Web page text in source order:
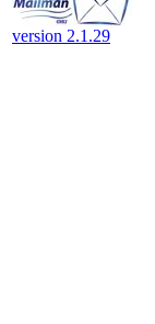
version 2.1.29